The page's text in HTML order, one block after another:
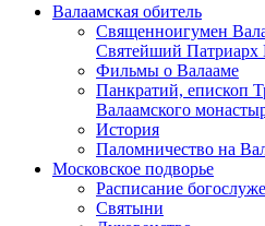
Валаамская обитель
Священноигумен
Святейший Патриарх
Фильмы о Валааме
Панкратий, епископ
Валаамского
История
Паломничество на
Московское подворье
Расписание
Святыни